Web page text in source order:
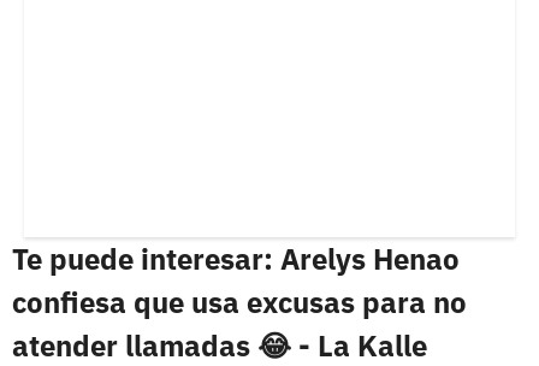
Te puede interesar: Arelys Henao
confiesa que usa excusas para no
atender llamadas 😂 - La Kalle